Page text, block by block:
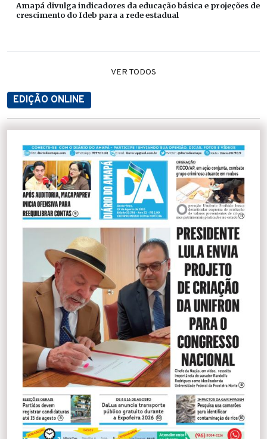
Amapá divulga indicadores da educação básica e projeções de
crescimento do Ideb para a rede estadual
VER TODOS
EDIÇÃO ONLINE